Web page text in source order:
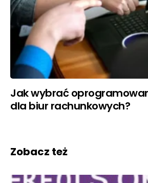
Jak wybrać
dla biur rachunkowych?
Zobacz też